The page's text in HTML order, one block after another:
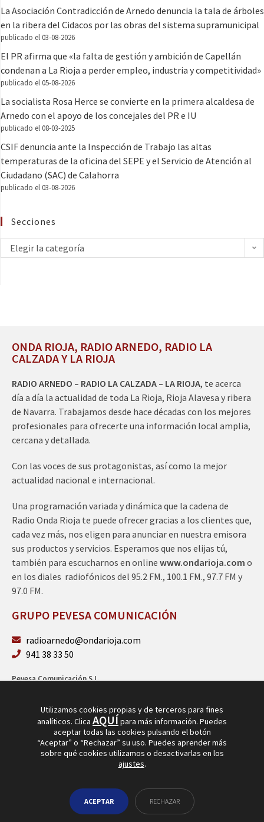
La Asociación Contradicción de Arnedo denuncia la tala de árboles
en la ribera del Cidacos por las obras del sistema supramunicipal
publicado el 03-08-2026
El PR afirma que «la falta de gestión y ambición de Capellán
condenan a La Rioja a perder empleo, industria y competitividad»
publicado el 05-08-2026
La socialista Rosa Herce se convierte en la primera alcaldesa de
Arnedo con el apoyo de los concejales del PR e IU
publicado el 08-03-2025
CSIF denuncia ante la Inspección de Trabajo las altas
temperaturas de la oficina del SEPE y el Servicio de Atención al
Ciudadano (SAC) de Calahorra
publicado el 03-08-2026
Secciones
Elegir la categoría
ONDA RIOJA, RADIO ARNEDO, RADIO LA
CALZADA Y LA RIOJA
RADIO ARNEDO – RADIO LA CALZADA – LA RIOJA, te acerca
día a día la actualidad de toda La Rioja, Rioja Alavesa y ribera
de Navarra. Trabajamos desde hace décadas con los mejores
profesionales para ofrecerte una información local amplia,
cercana y detallada.
Con las voces de sus protagonistas, así como la mejor
actualidad nacional e internacional.
Una programación variada y dinámica que la cadena de
Radio Onda Rioja te puede ofrecer gracias a los clientes que,
cada vez más, nos eligen para anunciar en nuestra emisora
sus productos y servicios. Esperamos que nos elijas tú,
también para escucharnos en online www.ondarioja.com o
en los diales radiofónicos del 95.2 FM., 100.1 FM., 97.7 FM y
97.0 FM.
GRUPO PEVESA COMUNICACIÓN
radioarnedo@ondarioja.com
941 38 33 50
Pevesa Comunicación S.L.
Utilizamos cookies propias y de terceros para fines
analíticos. Clica AQUÍpara más información. Puedes
aceptar todas las cookies pulsando el botón
“Aceptar” o “Rechazar” su uso. Puedes aprender más
sobre qué cookies utilizamos o desactivarlas en los
ajustes.
ACEPTAR RECHAZAR